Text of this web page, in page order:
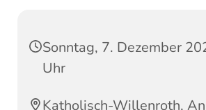
Sonntag, 7. Dezember
Uhr
Katholisch-Willenroth,